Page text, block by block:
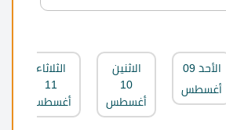
الأحد 09
أغسطس
الاثنين
10
أغسطس
الثلاثاء
11
أغسطس